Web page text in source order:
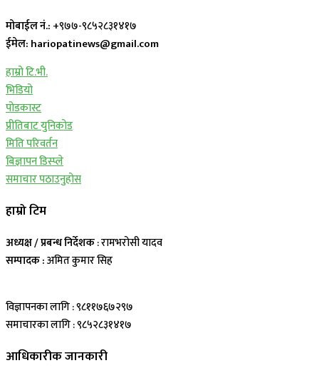
मोबाईल नं.: +९७७-९८५२८३१४१७
ईमेल: hariopatinews@gmail.com
हाम्रो टि.भी.
भिडियो
पोडकास्ट
प्रीतिबाट युनिकोड
मिति परिवर्तन
बिज्ञापन डिस्प्ले
समाचार पठाउनुहोस
हाम्रो टिम
अध्यक्ष / प्रबन्ध निर्देशक: रामभरोसी यादव
सम्पादक :अमित कुमार सिह
विज्ञापनका लागि : ९८११७६७२९७
समाचारका लागि : ९८५२८३१४१७
आधिकारीक जानकारी